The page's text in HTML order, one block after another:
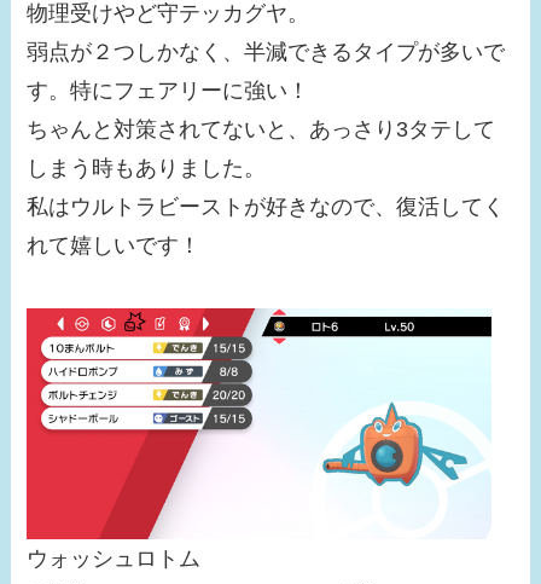
物理受けやど守テッカグヤ。
弱点が２つしかなく、半減できるタイプが多いで
す。特にフェアリーに強い！
ちゃんと対策されてないと、あっさり3タテして
しまう時もありました。
私はウルトラビーストが好きなので、復活してく
れて嬉しいです！
ウォッシュロトム